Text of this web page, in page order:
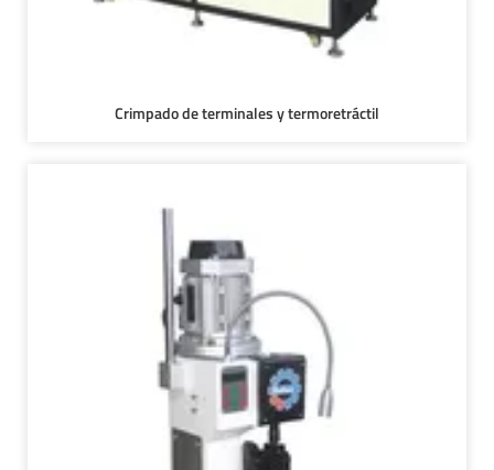
Crimpado de terminales y termoretráctil